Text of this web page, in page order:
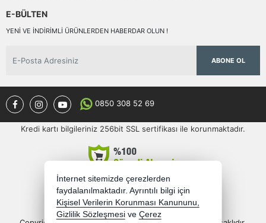
E-BÜLTEN
YENI VE INDIRIMLI ÜRÜNLERDEN HABERDAR OLUN !
ABONE OL
0850 308 52 69
Kredi kartı bilgileriniz 256bit SSL sertifikası ile korunmaktadır.
İnternet sitemizde çerezlerden
faydalanılmaktadır. Ayrıntılı bilgi için
Kişisel Verilerin Korunması Kanununu,
Gizlilik Sözleşmesi ve Çerez